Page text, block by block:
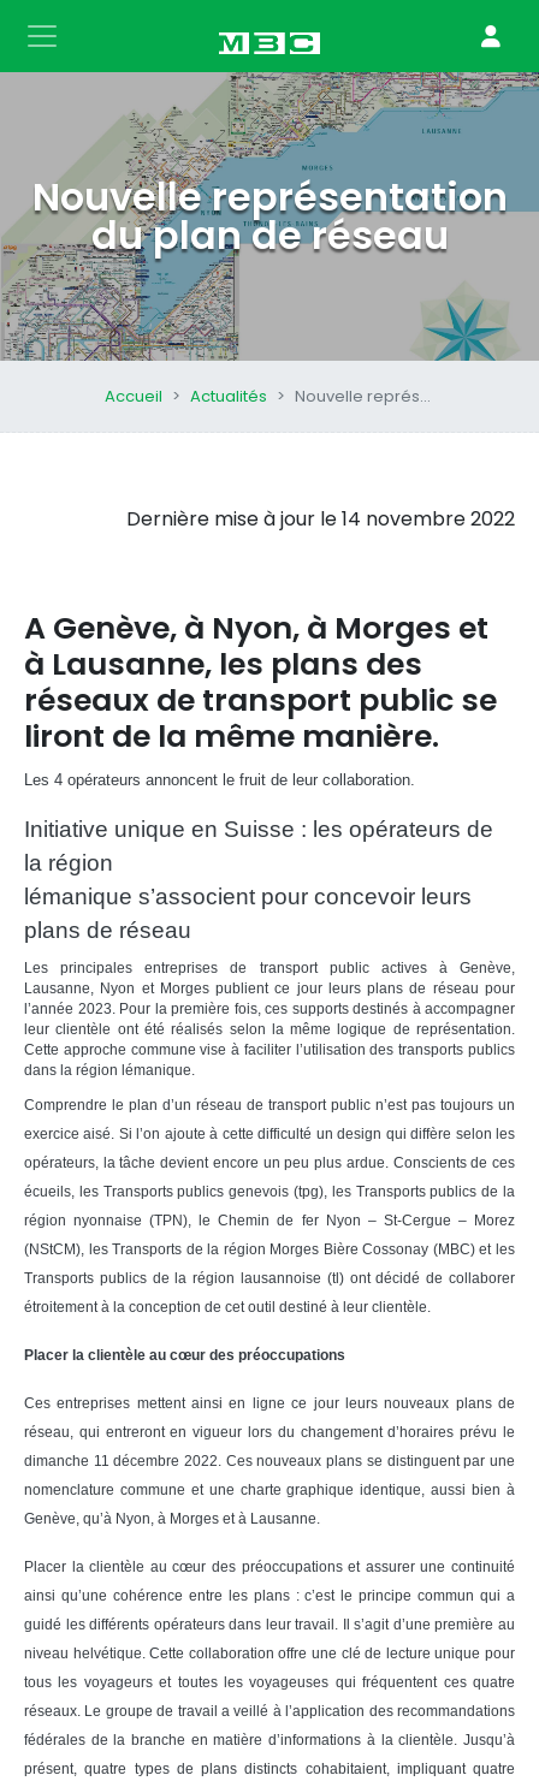
Nouvelle représentation
du plan de réseau
Accueil Actualités Nouvelle représentation du plan de réseau
Dernière mise à jour le14 novembre 2022
A Genève, à Nyon, à Morges et
à Lausanne, les plans des
réseaux de transport public se
liront de la même manière.
Les 4 opérateurs annoncent le fruit de leur collaboration.
Initiative unique en Suisse : les opérateurs de
la région
lémanique s’associent pour concevoir leurs
plans de réseau
Les principales entreprises de transport public actives à Genève,
Lausanne, Nyon et Morges publient ce jour leurs plans de réseau pour
l’année 2023. Pour la première fois, ces supports destinés à accompagner
leur clientèle ont été réalisés selon la même logique de représentation.
Cette approche commune vise à faciliter l’utilisation des transports publics
dans la région lémanique.
Comprendre le plan d’un réseau de transport public n’est pas toujours un
exercice aisé. Si l’on ajoute à cette difficulté un design qui diffère selon les
opérateurs, la tâche devient encore un peu plus ardue. Conscients de ces
écueils, les Transports publics genevois (tpg), les Transports publics de la
région nyonnaise (TPN), le Chemin de fer Nyon – St-Cergue – Morez
(NStCM), les Transports de la région Morges Bière Cossonay (MBC) et les
Transports publics de la région lausannoise (tl) ont décidé de collaborer
étroitement à la conception de cet outil destiné à leur clientèle.
Placer la clientèle au cœur des préoccupations
Ces entreprises mettent ainsi en ligne ce jour leurs nouveaux plans de
réseau, qui entreront en vigueur lors du changement d’horaires prévu le
dimanche 11 décembre 2022. Ces nouveaux plans se distinguent par une
nomenclature commune et une charte graphique identique, aussi bien à
Genève, qu’à Nyon, à Morges et à Lausanne.
Placer la clientèle au cœur des préoccupations et assurer une continuité
ainsi qu’une cohérence entre les plans : c’est le principe commun qui a
guidé les différents opérateurs dans leur travail. Il s’agit d’une première au
niveau helvétique. Cette collaboration offre une clé de lecture unique pour
tous les voyageurs et toutes les voyageuses qui fréquentent ces quatre
réseaux. Le groupe de travail a veillé à l’application des recommandations
fédérales de la branche en matière d’informations à la clientèle. Jusqu’à
présent, quatre types de plans distincts cohabitaient, impliquant quatre